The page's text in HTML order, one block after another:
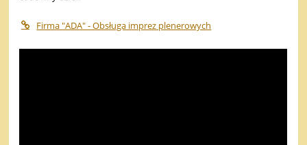
Firma "ADA" - Obsługa imprez plenerowych